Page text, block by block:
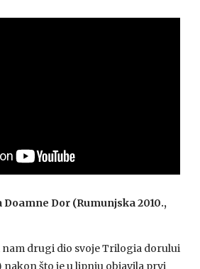
Doamne Dor (Rumunjska 2010.,
nam drugi dio svoje Trilogia dorului
što je u lipnju objavila prvi